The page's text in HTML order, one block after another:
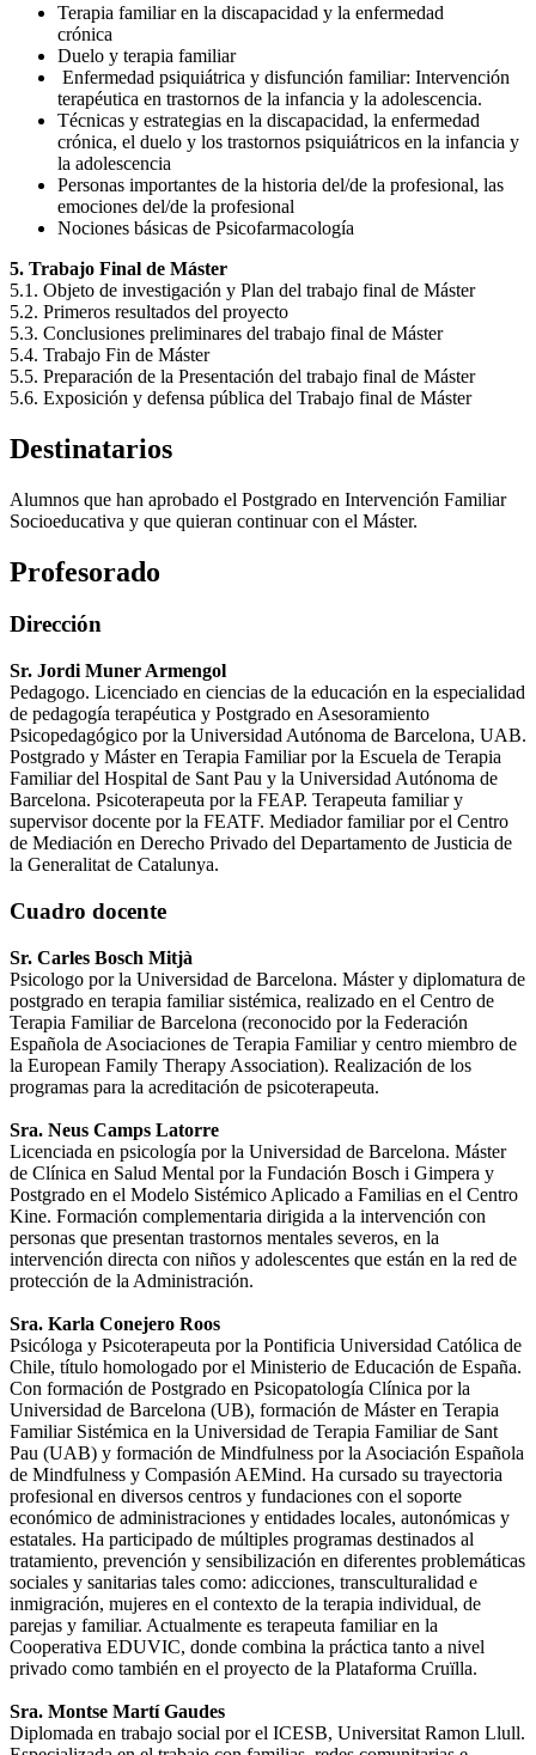
Terapia familiar en la discapacidad y la enfermedad
crónica
Duelo y terapia familiar
Enfermedad psiquiátrica y disfunción familiar: Intervención
terapéutica en trastornos de la infancia y la adolescencia.
Técnicas y estrategias en la discapacidad, la enfermedad
crónica, el duelo y los trastornos psiquiátricos en la infancia y
la adolescencia
Personas importantes de la historia del/de la profesional, las
emociones del/de la profesional
Nociones básicas de Psicofarmacología
5. Trabajo Final de Máster
5.1. Objeto de investigación y Plan del trabajo final de Máster
5.2. Primeros resultados del proyecto
5.3. Conclusiones preliminares del trabajo final de Máster
5.4. Trabajo Fin de Máster
5.5. Preparación de la Presentación del trabajo final de Máster
5.6. Exposición y defensa pública del Trabajo final de Máster
Destinatarios
Alumnos que han aprobado el Postgrado en Intervención Familiar
Socioeducativa y que quieran continuar con el Máster.
Profesorado
Dirección
Sr. Jordi Muner Armengol
Pedagogo. Licenciado en ciencias de la educación en la especialidad
de pedagogía terapéutica y Postgrado en Asesoramiento
Psicopedagógico por la Universidad Autónoma de Barcelona, UAB.
Postgrado y Máster en Terapia Familiar por la Escuela de Terapia
Familiar del Hospital de Sant Pau y la Universidad Autónoma de
Barcelona. Psicoterapeuta por la FEAP. Terapeuta familiar y
supervisor docente por la FEATF. Mediador familiar por el Centro
de Mediación en Derecho Privado del Departamento de Justicia de
la Generalitat de Catalunya.
Cuadro docente
Sr. Carles Bosch Mitjà
Psicologo por la Universidad de Barcelona. Máster y diplomatura de
postgrado en terapia familiar sistémica, realizado en el Centro de
Terapia Familiar de Barcelona (reconocido por la Federación
Española de Asociaciones de Terapia Familiar y centro miembro de
la European Family Therapy Association). Realización de los
programas para la acreditación de psicoterapeuta.
Sra. Neus Camps Latorre
Licenciada en psicología por la Universidad de Barcelona. Máster
de Clínica en Salud Mental por la Fundación Bosch i Gimpera y
Postgrado en el Modelo Sistémico Aplicado a Familias en el Centro
Kine. Formación complementaria dirigida a la intervención con
personas que presentan trastornos mentales severos, en la
intervención directa con niños y adolescentes que están en la red de
protección de la Administración.
Sra. Karla Conejero Roos
Psicóloga y Psicoterapeuta por la Pontificia Universidad Católica de
Chile, título homologado por el Ministerio de Educación de España.
Con formación de Postgrado en Psicopatología Clínica por la
Universidad de Barcelona (UB), formación de Máster en Terapia
Familiar Sistémica en la Universidad de Terapia Familiar de Sant
Pau (UAB) y formación de Mindfulness por la Asociación Española
de Mindfulness y Compasión AEMind. Ha cursado su trayectoria
profesional en diversos centros y fundaciones con el soporte
económico de administraciones y entidades locales, autonómicas y
estatales. Ha participado de múltiples programas destinados al
tratamiento, prevención y sensibilización en diferentes problemáticas
sociales y sanitarias tales como: adicciones, transculturalidad e
inmigración, mujeres en el contexto de la terapia individual, de
parejas y familiar. Actualmente es terapeuta familiar en la
Cooperativa EDUVIC, donde combina la práctica tanto a nivel
privado como también en el proyecto de la Plataforma Cruïlla.
Sra. Montse Martí Gaudes
Diplomada en trabajo social por el ICESB, Universitat Ramon Llull.